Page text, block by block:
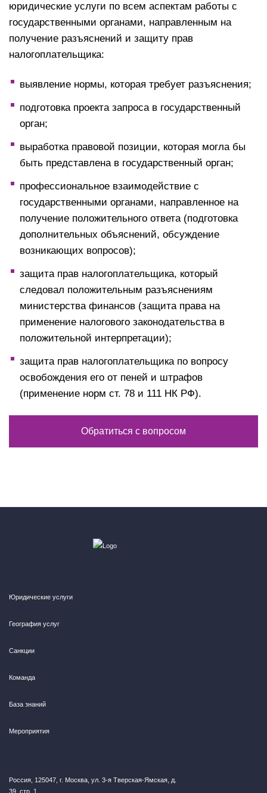
юридические услуги по всем аспектам работы с
государственными органами, направленным на
получение разъяснений и защиту прав
налогоплательщика:
выявление нормы, которая требует разъяснения;
подготовка проекта запроса в государственный
орган;
выработка правовой позиции, которая могла бы
быть представлена в государственный орган;
профессиональное взаимодействие с
государственными органами, направленное на
получение положительного ответа (подготовка
дополнительных объяснений, обсуждение
возникающих вопросов);
защита прав налогоплательщика, который
следовал положительным разъяснениям
министерства финансов (защита права на
применение налогового законодательства в
положительной интерпретации);
защита прав налогоплательщика по вопросу
освобождения его от пеней и штрафов
(применение норм ст. 78 и 111 НК РФ).
Обратиться с вопросом
Юридические услуги
География услуг
Санкции
Команда
База знаний
Мероприятия
Россия, 125047, г. Москва, ул. 3-я Тверская-Ямская, д.
39, стр. 1